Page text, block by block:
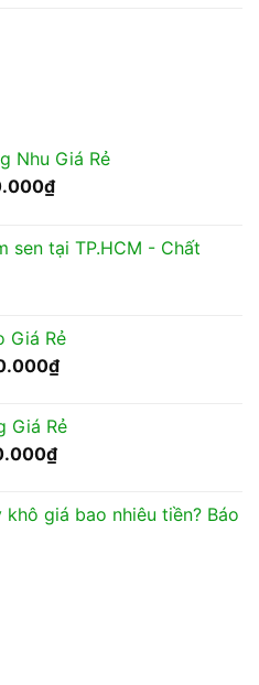
Nhu Giá Rẻ
₫Khoảng
110.000₫
sen tại TP.HCM - Chất
Giá Rẻ
₫Khoảng
310.000₫
Giá Rẻ
₫Khoảng
170.000₫
khô giá bao nhiêu tiền? Báo